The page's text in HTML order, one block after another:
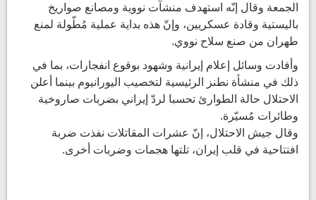
الجمعة وقال إنّه استهدف منشآت نووية ومصانع صواريخ
باليستية وقادة عسكريين، وإنّ هذه بداية عملية مُطّولة لمنع
طهران من صنع سلاح نووي.
وأفادت وسائل إعلام إيرانية وشهود بوقوع انفجارات، بما في
ذلك في منشأة نطنز الرئيسية لتخصيب اليورانيوم بينما أعلن
الاحتلال حالة الطوارئ تحسبا لردّ إيراني بضربات صاروخية
وطائرات مُسيّرة.
وقال جيش الاحتلال، إنّ عشرات المقاتلات نفذت ضربة
افتتاحية في قلب إيران، تلتها هجمات وضربات أخرى.